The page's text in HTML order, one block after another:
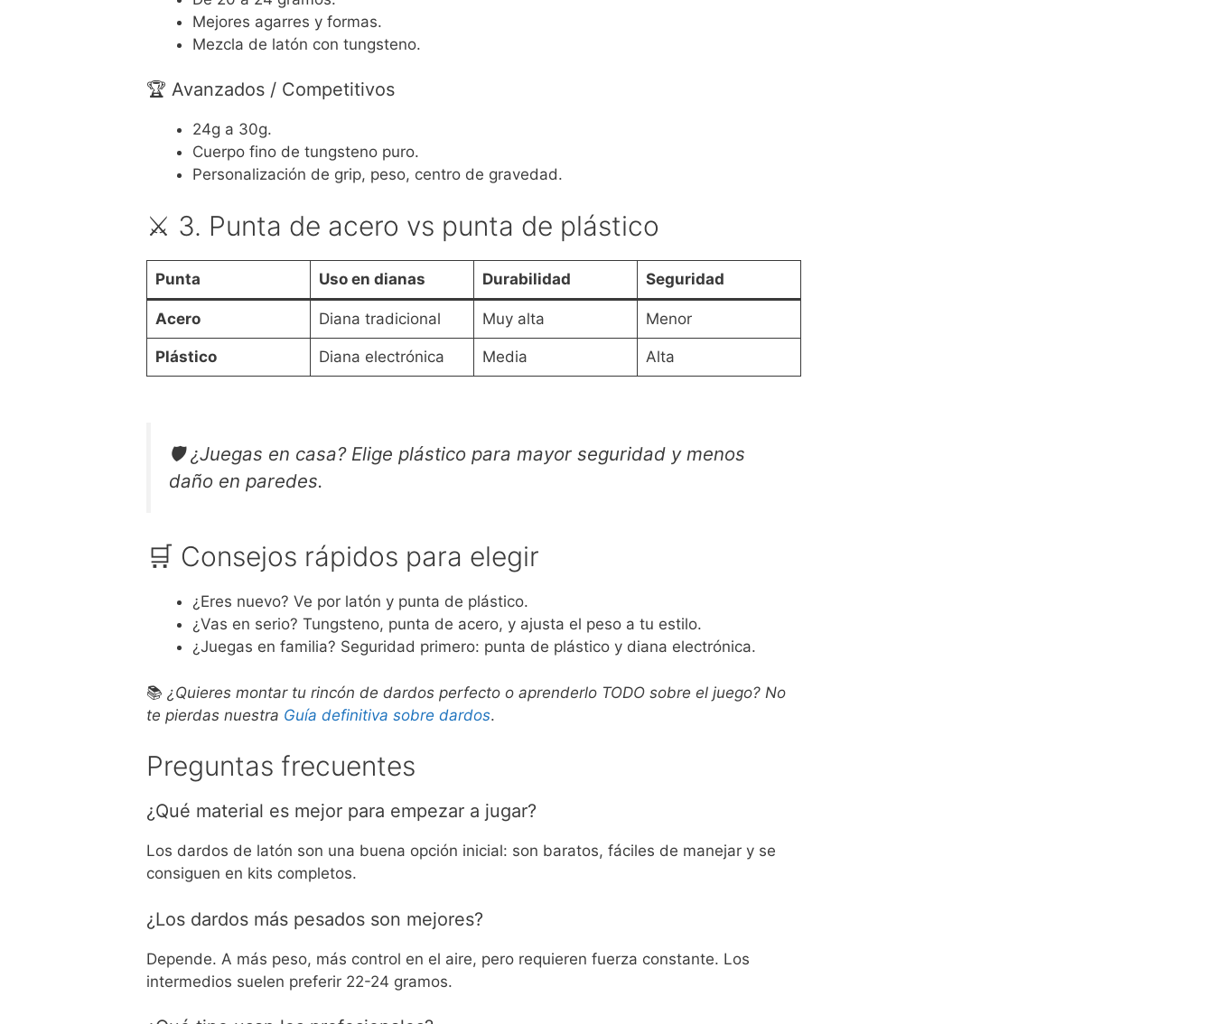
Mejores agarres y formas.
Mezcla de latón con tungsteno.
🏆 Avanzados / Competitivos
24g a 30g.
Cuerpo fino de tungsteno puro.
Personalización de grip, peso, centro de gravedad.
⚔️ 3. Punta de acero vs punta de plástico
Punta Uso en dianas Durabilidad Seguridad
Acero Diana tradicional Muy alta Menor
Plástico Diana electrónica Media Alta
🛡️¿Juegas en casa? Elige plástico para mayor seguridad y menos
daño en paredes.
🛒 Consejos rápidos para elegir
¿Eres nuevo? Ve por latón y punta de plástico.
¿Vas en serio? Tungsteno, punta de acero, y ajusta el peso a tu estilo.
¿Juegas en familia? Seguridad primero: punta de plástico y diana electrónica.
📚 ¿Quieres montar tu rincón de dardos perfecto o aprenderlo TODO sobre el juego? No
te pierdas nuestra Guía definitiva sobre dardos.
Preguntas frecuentes
¿Qué material es mejor para empezar a jugar?
Los dardos de latón son una buena opción inicial: son baratos, fáciles de manejar y se
consiguen en kits completos.
¿Los dardos más pesados son mejores?
Depende. A más peso, más control en el aire, pero requieren fuerza constante. Los
intermedios suelen preferir 22-24 gramos.